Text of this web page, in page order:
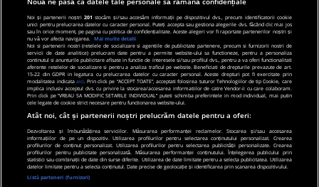
© 2019 PRO TV S.R.L |Politica de Cookie|Politica
de confidentialitate
Noi și partenerii noștri201 stocăm și/sau accesăm informații pe dispozitivul dvs., precum identificatorii cookie
unici pentru prelucrarea datelor cu caracter personal. Puteți accepta sau gestiona alegerile dvs. făcând clic mai jos
sau în orice moment, pe pagina cu politica de confidențialitate. Aceste alegeri vor fi raportate partenerilor noștri și
nu vă vor afecta navigarea.
Mai multe detalii
Noi si partenerii nostri (retelele de socializare si agentiile de publicitate partenere, precum si furnizorii nostri de
servicii de date analitice) prelucram date pentru a permite website-ului sa functioneze, pentru a personaliza
continutul si anunturile publicitare afisate in functie de interesele si/sau profilul dvs., pentru a va oferi functionalitati
aferente retelelor de socializare si pentru a analiza traficul pe website. Beneficiati de drepturile prevazute de art.
15-22 din GDPR in legatura cu prelucrarea datelor cu caracter personal. Aceste drepturi pot fi exercitate prin
modalitatea indicata aici. Prin click pe “ACCEPT TOATE”, acceptati folosirea tuturor Tehnologiilor de tip Cookie, care
implica inclusiv acceptul dvs. cu privire la stocarea/accesarea informatiilor de catre Vendor-ii cu care colaboram.
Prin click pe “VREAU SA MODIFIC SETARILE INDIVIDUAL” puteti schimba preferintele in mod individual, mai putin
cele legate de cookie strict necesare pentru functionarea website-ului.
Atât noi, cât și partenerii noștri prelucrăm datele pentru a oferi:
Dezvoltarea și îmbunătățirea serviciilor. Măsurarea performanței reclamelor. Stocarea și/sau accesarea
informațiilor de pe un dispozitiv. Utilizarea profilurilor pentru selectarea conținutului personalizat. Crearea
profilurilor de conținut personalizat. Utilizarea profilurilor pentru selectarea publicității personalizate. Crearea
profilurilor pentru publicitate personalizată. Măsurarea performanței conținutului. Înțelegerea publicului prin
statistici sau combinații de date din surse diferite. Utilizarea de date limitate pentru a selecta publicitatea. Utilizarea
datelor limitate pentru a selecta conținutul. Date precise de geolocație și identificarea prin scanarea dispozitivului.
Listă parteneri (furnizori)